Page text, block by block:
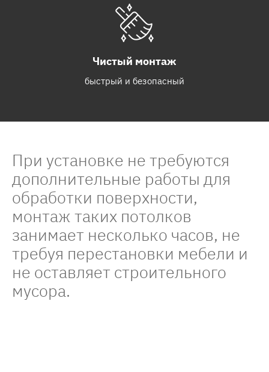
Чистый монтаж
быстрый и безопасный
При установке не требуются
дополнительные работы для
обработки поверхности,
монтаж таких потолков
занимает несколько часов, не
требуя перестановки мебели и
не оставляет строительного
мусора.